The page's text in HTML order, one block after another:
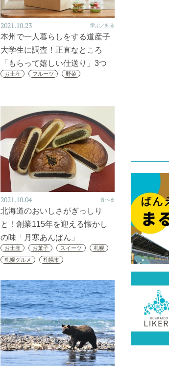
2021.10.23 学ぶ／知る
本州で一人暮らしをする道産子
大学生に調査！正直なところ
「もらって嬉しい仕送り」3つ
お土産 フルーツ 野菜
2021.10.04 食べる
北海道のおいしさがぎっしり
と！創業115年を迎える懐かし
の味「月寒あんぱん」
お土産 お菓子 スイーツ
札幌
札幌グルメ
札幌市